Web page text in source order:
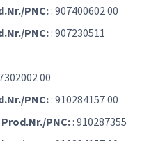
PNC:: 907400602 00
PNC:: 907230511
00
PNC:: 910284157 00
Prod.Nr./PNC:: 910287355